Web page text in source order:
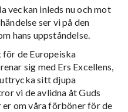
veckan inleds nu och mot
ser vi på den
hans uppståndelse.
de Europeiska
sig med Ers Excellens,
sitt djupa
vi de avlidna åt Guds
om våra förböner för de